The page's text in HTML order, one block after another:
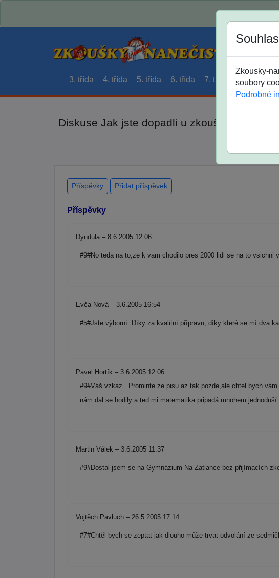
3. třída 4. třída 5. třída 6. třída 7. třída 8. třída
Diskuse Jak jste dopadli u zkoušek na SŠ?
Zkousky-
soubory
Podrobné
Příspěvky Přidat příspěvek
Příspěvky
Dyndula – 8.6.2005 12:06
#9#No teda na to,ze k vam chodilo pres 2000 lidi se na to vsichni
Evča Nová – 3.6.2005 16:54
#5#Jste výborní. Díky za kvalitní přípravu, díky které se mí dva
Pavel Hortík – 3.6.2005 12:06
#9#Váš vzkaz...Prominte ze pisu az tak pozde,ale chtel bych
nám dal se hodily a ted mi matematika pripadá mnohem
Martin Válek – 3.6.2005 11:37
#9#Dostal jsem se na Gymnázium Na Zatlance bez přijímacích
Vojtěch Pavluch – 26.5.2005 17:14
#7#Chtěl bych se zeptat jak dlouho může trvat odvolání ze